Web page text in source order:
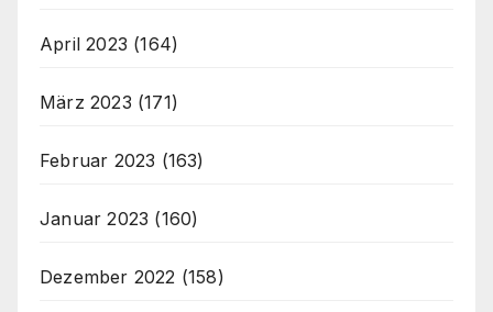
April 2023 (164)
März 2023 (171)
Februar 2023 (163)
Januar 2023 (160)
Dezember 2022 (158)